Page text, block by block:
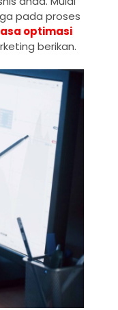
pada proses
optimasi
berikan.